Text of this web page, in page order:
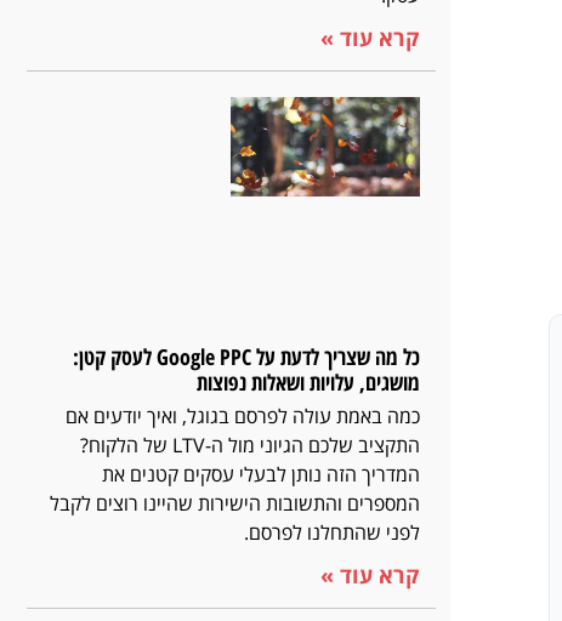
קרא עוד »
כל מה שצריך לדעת על Google PPC לעסק קטן:
מושגים, עלויות ושאלות נפוצות
כמה באמת עולה לפרסם בגוגל, ואיך יודעים אם
התקציב שלכם הגיוני מול ה-LTV של הלקוח?
המדריך הזה נותן לבעלי עסקים קטנים את
המספרים והתשובות הישירות שהיינו רוצים לקבל
לפני שהתחלנו לפרסם.
קרא עוד »